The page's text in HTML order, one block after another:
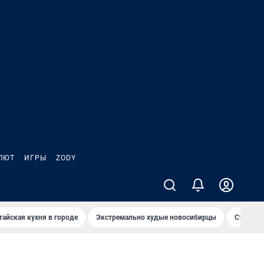
ИГРЫ ZODY
кухня в городе Экстремально худые новосибирцы Старт